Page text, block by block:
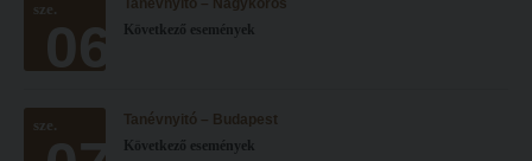
OKTATÁS
Képzéseink
Képzési helyszínek
Nagykőrösi képzési hely
Határozatok
Nemzetközi mobilitás
Történeti áttekintés
Hasznos linkek
sze.
06
Tanévnyitó – Nagykőrös
Következő események
sze.
Tanévnyitó – Budapest
Következő események